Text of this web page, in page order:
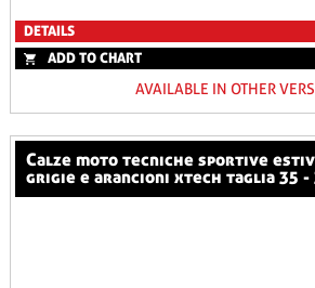
DETAILS
ADD TO CHART
AVAILABLE IN OTHER
calze moto tecniche sportive estive leggere corte
grigie e arancioni xtech taglia 35 -